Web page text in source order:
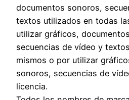
documentos sonoros,
textos utilizados en todas
utilizar gráficos,
secuencias de vídeo y
mismos o por utilizar
sonoros, secuencias de
licencia.